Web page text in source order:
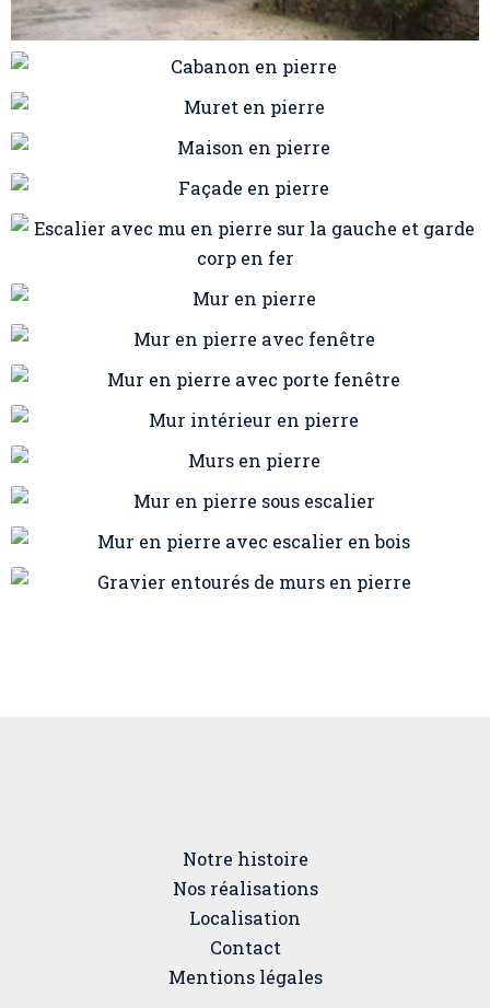
Notre histoire
Nos réalisations
Localisation
Contact
Mentions légales